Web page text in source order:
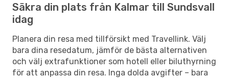
Säkra din plats från Kalmar till Sundsvall
idag
Planera din resa med tillförsikt med Travellink. Välj
bara dina resedatum, jämför de bästa alternativen
och välj extrafunktioner som hotell eller biluthyrning
för att anpassa din resa. Inga dolda avgifter – bara